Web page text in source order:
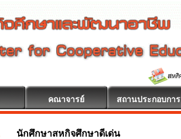
คณาจารย์ สถานประกอบการ
นักศึกษาสหกิจศึกษาดีเด่น